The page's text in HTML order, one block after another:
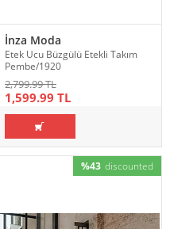
İnza Moda
Etek Ucu Büzgülü Etekli Takım
Pembe/1920
2,799.99 TL
1,599.99 TL
%43 discounted